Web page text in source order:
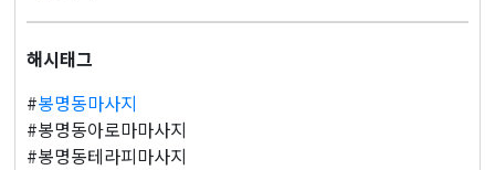
해시태그
#봉명동마사지
#봉명동아로마마사지
#봉명동테라피마사지